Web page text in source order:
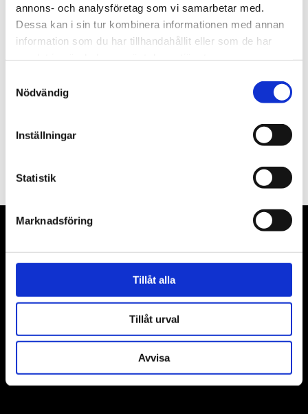
annons- och analysföretag som vi samarbetar med.
Dessa kan i sin tur kombinera informationen med annan
information som du har tillhandahållit eller som de har
Nödvändig
Inställningar
Statistik
Marknadsföring
Tillåt alla
Tillåt urval
Avvisa
Beskrivning
Adress: Elementvägen 7, 702 27 Örebro
Eller ring oss:019-20 73 30